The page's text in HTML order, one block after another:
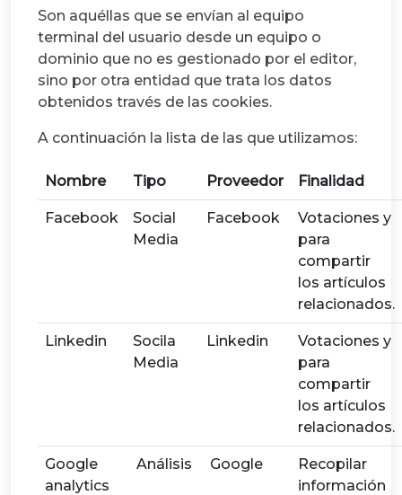
Son aquéllas que se envían al equipo
terminal del usuario desde un equipo o
dominio que no es gestionado por el editor,
sino por otra entidad que trata los datos
obtenidos través de las cookies.
A continuación la lista de las que utilizamos:
Nombre Tipo Proveedor Finalidad
Facebook
Social
Media
Facebook
Votaciones y
para
compartir
los artículos
relacionados.
Linkedin
Socila
Media
Linkedin
Votaciones y
para
compartir
los artículos
relacionados.
Google
analytics
Análisis Google
Recopilar
información